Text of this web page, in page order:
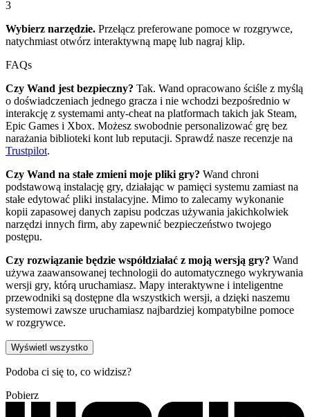
3
Wybierz narzędzie. Przełącz preferowane pomoce w rozgrywce,
natychmiast otwórz interaktywną mapę lub nagraj klip.
FAQs
Czy Wand jest bezpieczny? Tak. Wand opracowano ściśle z myślą
o doświadczeniach jednego gracza i nie wchodzi bezpośrednio w
interakcję z systemami anty-cheat na platformach takich jak Steam,
Epic Games i Xbox. Możesz swobodnie personalizować grę bez
narażania biblioteki kont lub reputacji. Sprawdź nasze recenzje na
Trustpilot.
Czy Wand na stałe zmieni moje pliki gry? Wand chroni
podstawową instalację gry, działając w pamięci systemu zamiast na
stałe edytować pliki instalacyjne. Mimo to zalecamy wykonanie
kopii zapasowej danych zapisu podczas używania jakichkolwiek
narzędzi innych firm, aby zapewnić bezpieczeństwo twojego
postępu.
Czy rozwiązanie będzie współdziałać z moją wersją gry? Wand
używa zaawansowanej technologii do automatycznego wykrywania
wersji gry, którą uruchamiasz. Mapy interaktywne i inteligentne
przewodniki są dostępne dla wszystkich wersji, a dzięki naszemu
systemowi zawsze uruchamiasz najbardziej kompatybilne pomoce
w rozgrywce.
Wyświetl wszystko
Podoba ci się to, co widzisz?
Pobierz